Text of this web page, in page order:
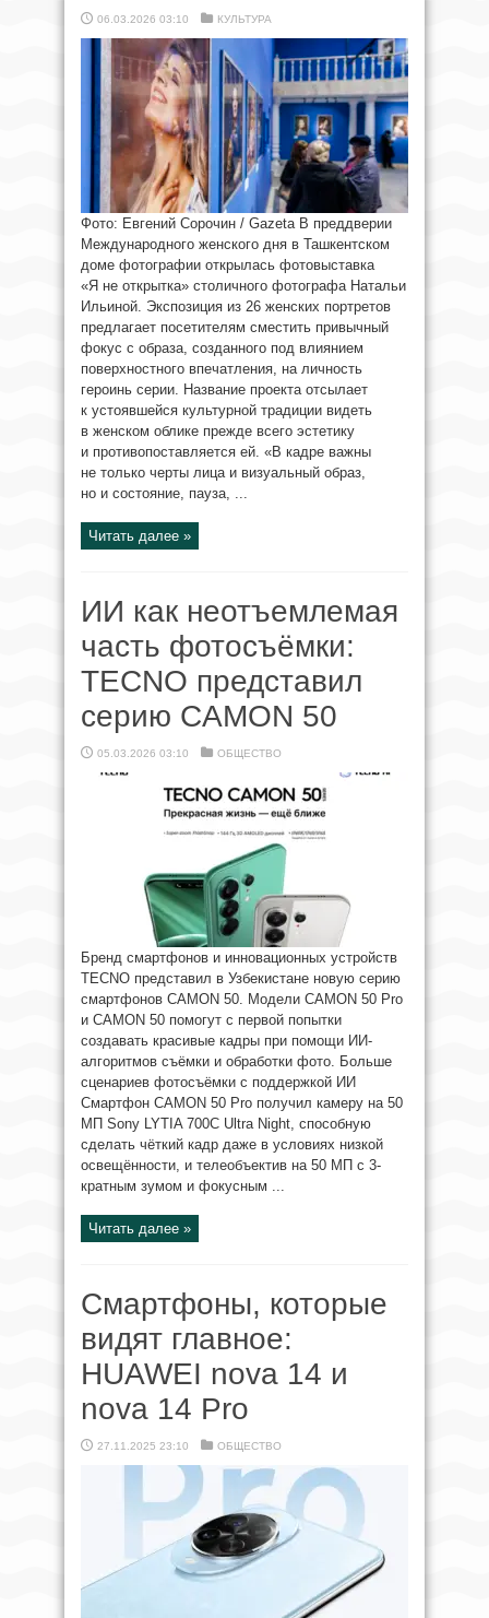
06.03.2026 03:10 КУЛЬТУРА
Фото: Евгений Сорочин / Gazeta В преддверии
Международного женского дня в Ташкентском
доме фотографии открылась фотовыставка
«Я не открытка» столичного фотографа Натальи
Ильиной. Экспозиция из 26 женских портретов
предлагает посетителям сместить привычный
фокус с образа, созданного под влиянием
поверхностного впечатления, на личность
героинь серии. Название проекта отсылает
к устоявшейся культурной традиции видеть
в женском облике прежде всего эстетику
и противопоставляется ей. «В кадре важны
не только черты лица и визуальный образ,
но и состояние, пауза, ...
Читать далее »
ИИ как неотъемлемая
часть фотосъёмки:
TECNO представил
серию CAMON 50
05.03.2026 03:10 ОБЩЕСТВО
Бренд смартфонов и инновационных устройств
TECNO представил в Узбекистане новую серию
смартфонов CAMON 50. Модели CAMON 50 Pro
и CAMON 50 помогут с первой попытки
создавать красивые кадры при помощи ИИ-
алгоритмов съёмки и обработки фото. Больше
сценариев фотосъёмки с поддержкой ИИ
Смартфон CAMON 50 Pro получил камеру на 50
МП Sony LYTIA 700C Ultra Night, способную
сделать чёткий кадр даже в условиях низкой
освещённости, и телеобъектив на 50 МП с 3-
кратным зумом и фокусным ...
Читать далее »
Смартфоны, которые
видят главное:
HUAWEI nova 14 и
nova 14 Pro
27.11.2025 23:10 ОБЩЕСТВО